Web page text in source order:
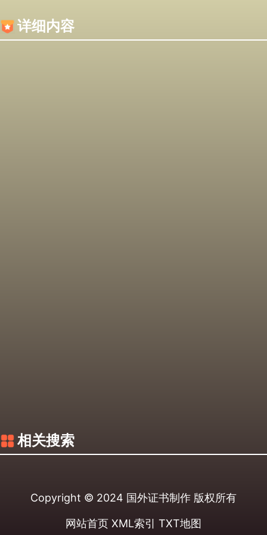
详细内容
相关搜索
Copyright © 2024 国外证书制作 版权所有
网站首页 XML索引 TXT地图